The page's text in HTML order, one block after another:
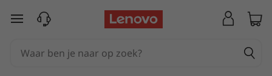
TGa naar de hoofdinhoud